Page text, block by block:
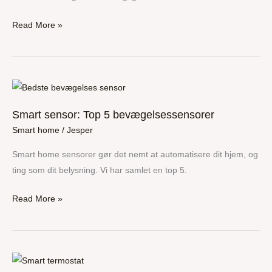
Read More »
Smart sensor: Top 5 bevægelsessensorer
Smart home / Jesper
Smart home sensorer gør det nemt at automatisere dit hjem, og
ting som dit belysning. Vi har samlet en top 5.
Smart
Top
5
bevægelsessensorer
Read More »
Smart